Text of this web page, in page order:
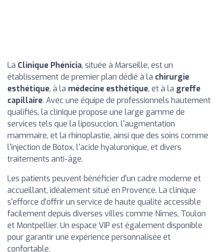
La Clinique Phénicia, située à Marseille, est un
établissement de premier plan dédié à la chirurgie
esthétique, à la médecine esthétique, et à la greffe
capillaire. Avec une équipe de professionnels hautement
qualifiés, la clinique propose une large gamme de
services tels que la liposuccion, l'augmentation
mammaire, et la rhinoplastie, ainsi que des soins comme
l'injection de Botox, l'acide hyaluronique, et divers
traitements anti-âge.
Les patients peuvent bénéficier d'un cadre moderne et
accueillant, idéalement situé en Provence. La clinique
s'efforce d'offrir un service de haute qualité accessible
facilement depuis diverses villes comme Nîmes, Toulon
et Montpellier. Un espace VIP est également disponible
pour garantir une expérience personnalisée et
confortable.